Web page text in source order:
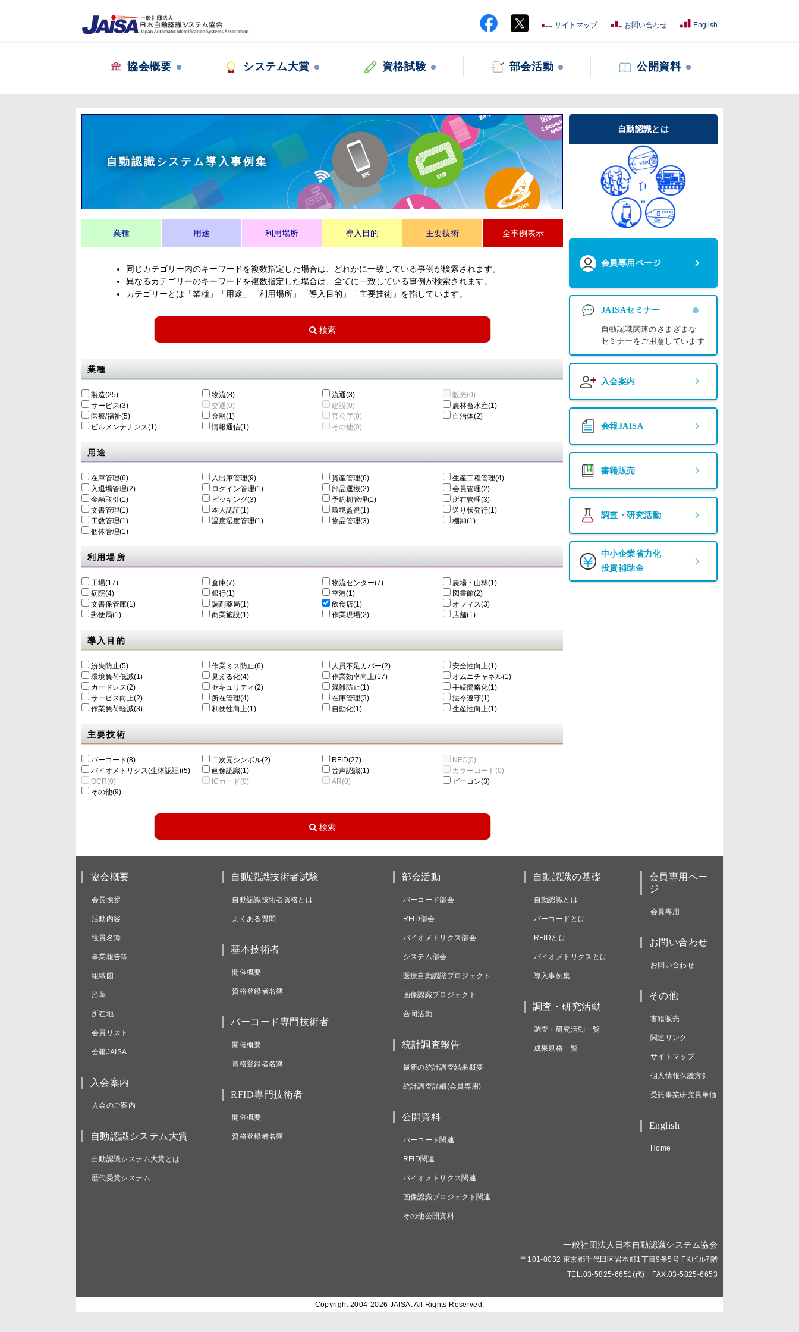
サイトマップ お問い合わせ English
協会概要 システム大賞 資格試験 部会活動 公開資料
自動認識システム導入事例集
業種 用途 利用場所 導入目的 主要技術 全事例表示
同じカテゴリー内のキーワードを複数指定した場合は、どれかに一致している事例が検索されます。
異なるカテゴリーのキーワードを複数指定した場合は、全てに一致している事例が検索されます。
カテゴリーとは「業種」「用途」「利用場所」「導入目的」「主要技術」を指しています。
業種
製造(25) 物流(8) 流通(3)
販売(0)
サービス(3)
交通(0) 建設(0)
農林畜水産(1)
医療/福祉(5)
金融(1) 官公庁(0)
自治体(2)
ビルメンテナンス(1)
情報通信(1) その他(0)
用途
在庫管理(6) 入出庫管理(9) 資産管理(6)
生産工程管理(4)
入退場管理(2)
ログイン管理(1) 部品運搬(2)
会員管理(2)
金融取引(1)
ピッキング(3) 予約棚管理(1)
所在管理(3)
文書管理(1)
本人認証(1) 環境監視(1)
送り状発行(1)
工数管理(1)
温度湿度管理(1) 物品管理(3)
棚卸(1)
個体管理(1)
利用場所
工場(17) 倉庫(7) 物流センター(7)
農場・山林(1)
病院(4)
銀行(1) 空港(1)
図書館(2)
文書保管庫(1)
調剤薬局(1) 飲食店(1)
オフィス(3)
郵便局(1)
商業施設(1) 作業現場(2) 店舗(1)
導入目的
紛失防止(5) 作業ミス防止(6) 人員不足カバー(2)
安全性向上(1)
環境負荷低減(1)
⾒える化(4) 作業効率向上(17)
オムニチャネル(1)
カードレス(2)
セキュリティ(2) 混雑防止(1)
手続簡略化(1)
サービス向上(2)
所在管理(4) 在庫管理(3)
法令遵守(1)
作業負荷軽減(3)
利便性向上(1) 自動化(1) 生産性向上(1)
主要技術
バーコード(8) 二次元シンボル(2) RFID(27)
NFC(0)
バイオメトリクス(生体認証)(5)
画像認識(1) 音声認識(1)
カラーコード(0)
OCR(0)
ICカード(0) AR(0)
ビーコン(3)
その他(9)
自動認識とは
会員専用ページ
JAISAセミナー
自動認識関連のさまざまな
セミナーをご用意しています
入会案内
会報JAISA
書籍販売
調査・研究活動
中小企業省力化
投資補助金
協会概要
会長挨拶
活動内容
役員名簿
事業報告等
組織図
沿革
所在地
会員リスト
会報JAISA
入会案内
入会のご案内
自動認識システム大賞
自動認識システム大賞とは
歴代受賞システム
自動認識技術者試験
自動認識技術者資格とは
よくある質問
基本技術者
開催概要
資格登録者名簿
バーコード専門技術者
開催概要
資格登録者名簿
RFID専門技術者
開催概要
資格登録者名簿
部会活動
バーコード部会
RFID部会
バイオメトリクス部会
システム部会
医療自動認識プロジェクト
画像認識プロジェクト
合同活動
統計調査報告
最新の統計調査結果概要
統計調査詳細(会員専用)
公開資料
バーコード関連
RFID関連
バイオメトリクス関連
画像認識プロジェクト関連
その他公開資料
自動認識の基礎
自動認識とは
バーコードとは
RFIDとは
バイオメトリクスとは
導入事例集
調査・研究活動
調査・研究活動一覧
成果規格一覧
会員専用ペー
ジ
会員専用
お問い合わせ
お問い合わせ
その他
書籍販売
関連リンク
サイトマップ
個人情報保護方針
受託事業研究員単価
English
Home
一般社団法人日本自動認識システム協会
〒101-0032 東京都千代田区岩本町1丁目9番5号 FKビル7階
TEL.03-5825-6651(代) FAX.03-5825-6653
Copyright 2004-2026 JAISA. All Rights Reserved.